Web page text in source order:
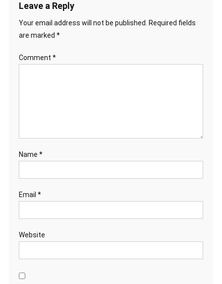
Leave a Reply
Your email address will not be published.
Required fields
are marked *
Comment *
Name *
Email *
Website